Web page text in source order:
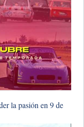
la pasión en 9 de